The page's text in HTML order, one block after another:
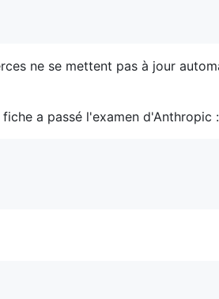
ne se mettent pas à jour
fiche a passé l'examen d'Anthropic :